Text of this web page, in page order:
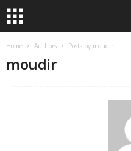
Home Authors Posts by moudir
moudir